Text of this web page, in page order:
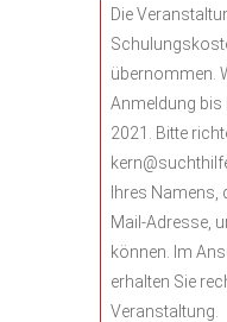
Die
übernommen.
Anmeldung bis
2021. Bitte
Ihres Namens,
Mail-Adresse,
können. Im
erhalten Sie
Veranstaltung.